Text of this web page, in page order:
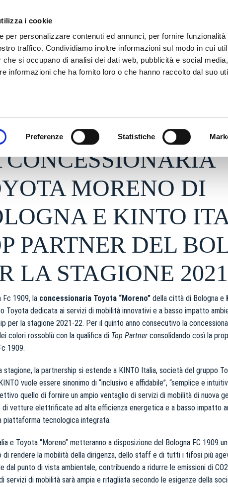
i cookie
per personalizzare contenuti ed annunci, per fornire
traffico. Condividiamo inoltre informazioni sul modo in cui
si occupano di analisi dei dati web, pubblicità e social
informazioni che ha fornito loro o che hanno raccolto dal suo
Preferenze Statistiche
MORENO DI
E KINTO
PARTNER DEL
LA STAGIONE
Fc 1909, la concessionaria Toyota “Moreno”della città di Bologna e
Toyota dedicata ai servizi di mobilità innovativi e a basso impatto
per la stagione 2021-22. Per il quinto anno consecutivo la
colori rossoblù con la qualifica di Top Partnerconsolidando così la
1909.
stagione, la partnership si estende a KINTO Italia, società del gruppo
vuole essere sinonimo di “inclusivo e affidabile”, “semplice e
quello di fornire un ampio ventaglio di servizi di mobilità di nuova
di vetture elettrificate ad alta efficienza energetica e a basso impatto
piattaforma tecnologica integrata.
e Toyota “Moreno” metteranno a disposizione del Bologna FC 1909
di rendere la mobilità della dirigenza, dello staff e di tutti i tifosi più
dal punto di vista ambientale, contribuendo a ridurre le emissioni di
servizi di mobilità sarà ampia e ritagliata secondo le esigenze della